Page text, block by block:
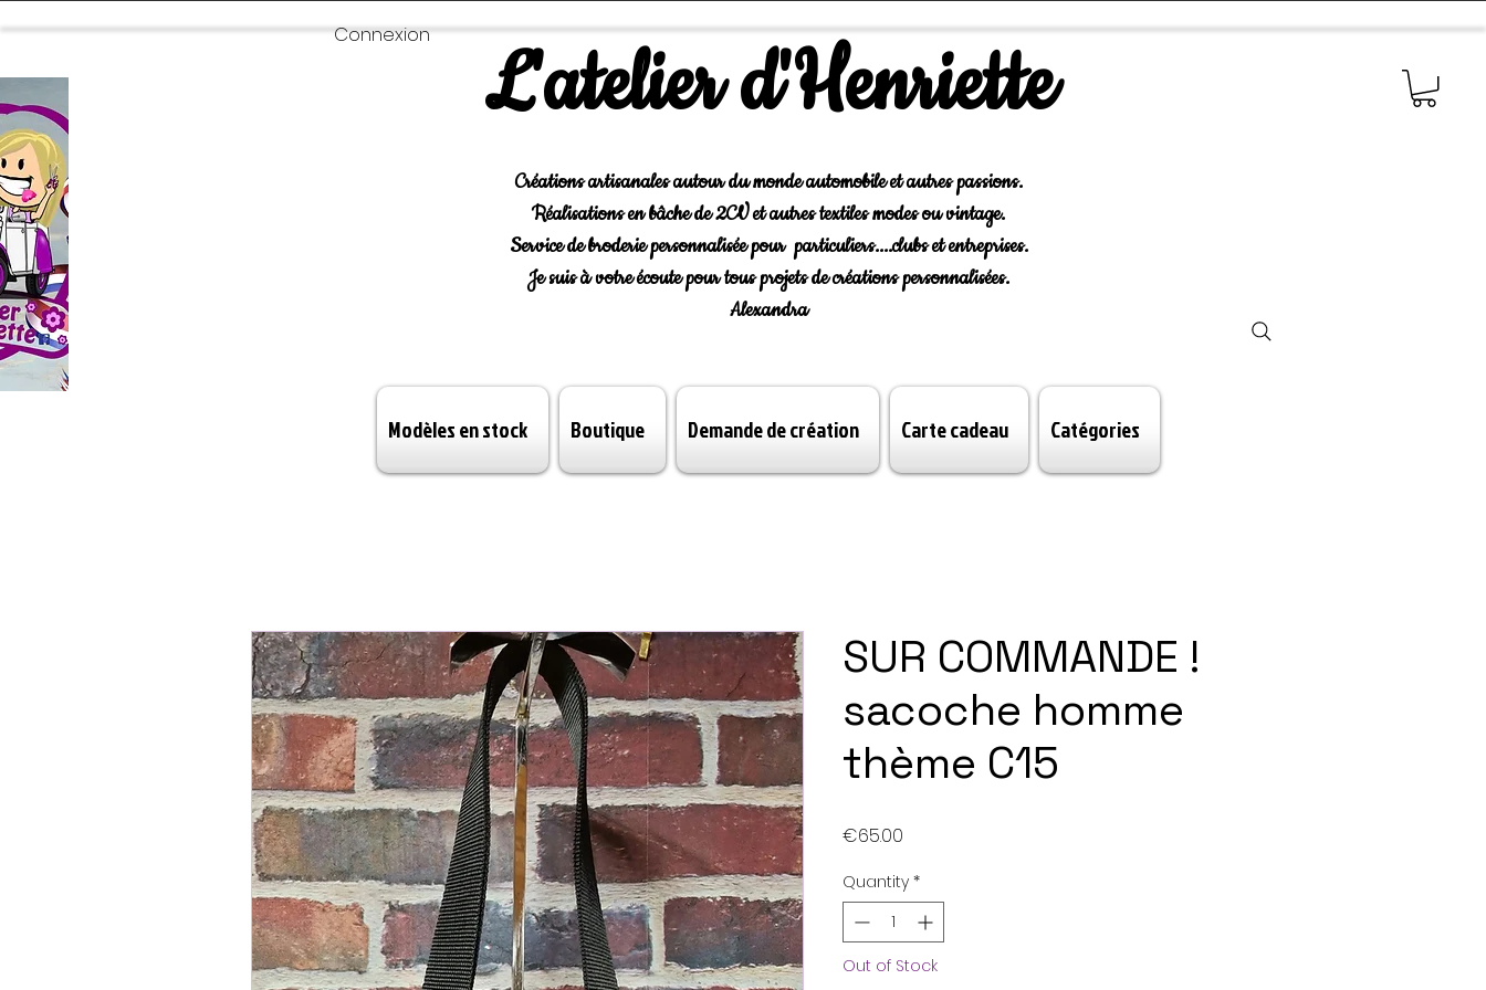
L'atelier d'Henriette
Connexion
Créations artisanales autour du monde automobile et autres passions.
Réalisations en bâche de 2CV et autres textiles modes ou vintage.
Service de broderie personnalisée pour particuliers....clubs et entreprises.
Je suis à votre écoute pour tous projets de créations personnalisées.
Alexandra
Modèles en stock Boutique Demande de création Carte cadeau Catégories
SUR COMMANDE !
sacoche homme
thème C15
€65.00
Quantity *
Out of Stock